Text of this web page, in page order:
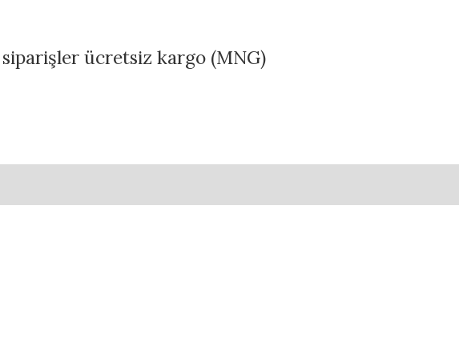
ücretsiz kargo (MNG)